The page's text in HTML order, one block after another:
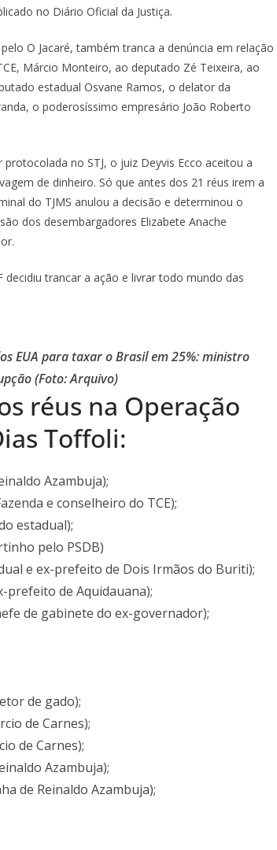
no Diário Oficial da Justiça.
O Jacaré, também tranca a denúncia em relação
Márcio Monteiro, ao deputado Zé Teixeira, ao
estadual Osvane Ramos, o delator da
o poderosíssimo empresário João Roberto
no STJ, o juiz Deyvis Ecco aceitou a
de dinheiro. Só que antes dos 21 réus irem a
do TJMS anulou a decisão e determinou o
dos desembargadores Elizabete Anache
decidiu trancar a ação e livrar todo mundo das
EUA para taxar o Brasil em 25%: ministro
(Foto: Arquivo)
réus na Operação
Toffoli:
Azambuja);
e conselheiro do TCE);
estadual);
pelo PSDB)
e ex-prefeito de Dois Irmãos do Buriti);
prefeito de Aquidauana);
de gabinete do ex-governador);
de gado);
de Carnes);
de Carnes);
Azambuja);
de Reinaldo Azambuja);